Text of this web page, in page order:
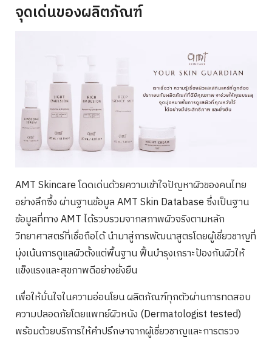
จุดเด่นของผลิตภัณฑ์
AMT Skincare โดดเด่นด้วยความเข้าใจปัญหาผิวของคนไทย
อย่างลึกซึ้ง ผ่านฐานข้อมูล AMT Skin Database ซึ่งเป็นฐาน
ข้อมูลที่ทาง AMT ได้รวบรวมจากสภาพผิวจริงตามหลัก
วิทยาศาสตร์ที่เชื่อถือได้ นำมาสู่การพัฒนาสูตรโดยผู้เชี่ยวชาญที่
มุ่งเน้นการดูแลผิวตั้งแต่พื้นฐาน ฟื้นบำรุงเกราะป้องกันผิวให้
แข็งแรงและสุขภาพดีอย่างยั่งยืน
เพื่อให้มั่นใจในความอ่อนโยน ผลิตภัณฑ์ทุกตัวผ่านการทดสอบ
ความปลอดภัยโดยแพทย์ผิวหนัง (Dermatologist tested)
พร้อมด้วยบริการให้คำปรึกษาจากผู้เชี่ยวชาญและการตรวจ